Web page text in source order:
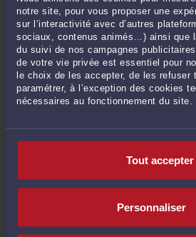
notre site, pour vous proposer une
sur l’interactivité avec d’autres
sociaux, contenus animés…) ainsi que
du suivi de nos campagnes
de votre vie privée est essentiel pour
le choix de les accepter, de les refuser
paramétrer, à l’exception des cookies
nécessaires au fonctionnement du site.
Tout accepter
Personnaliser
IMG_0557.JPG
ParCarole GHIBAUDO
Il n'y a plus d'élément à afficher
<